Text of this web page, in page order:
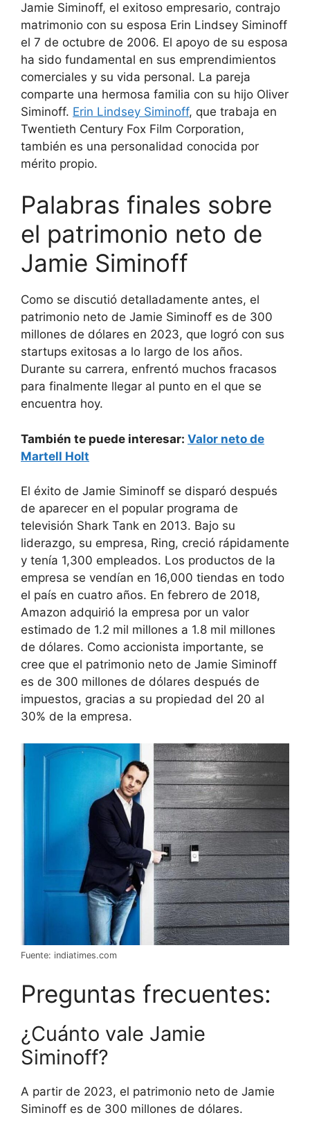
Jamie Siminoff, el exitoso empresario, contrajo
matrimonio con su esposa Erin Lindsey Siminoff
el 7 de octubre de 2006. El apoyo de su esposa
ha sido fundamental en sus emprendimientos
comerciales y su vida personal. La pareja
comparte una hermosa familia con su hijo Oliver
Siminoff. Erin Lindsey Siminoff, que trabaja en
Twentieth Century Fox Film Corporation,
también es una personalidad conocida por
mérito propio.
Palabras finales sobre
el patrimonio neto de
Jamie Siminoff
Como se discutió detalladamente antes, el
patrimonio neto de Jamie Siminoff es de 300
millones de dólares en 2023, que logró con sus
startups exitosas a lo largo de los años.
Durante su carrera, enfrentó muchos fracasos
para finalmente llegar al punto en el que se
encuentra hoy.
También te puede interesar: Valor neto de
Martell Holt
El éxito de Jamie Siminoff se disparó después
de aparecer en el popular programa de
televisión Shark Tank en 2013. Bajo su
liderazgo, su empresa, Ring, creció rápidamente
y tenía 1,300 empleados. Los productos de la
empresa se vendían en 16,000 tiendas en todo
el país en cuatro años. En febrero de 2018,
Amazon adquirió la empresa por un valor
estimado de 1.2 mil millones a 1.8 mil millones
de dólares. Como accionista importante, se
cree que el patrimonio neto de Jamie Siminoff
es de 300 millones de dólares después de
impuestos, gracias a su propiedad del 20 al
30% de la empresa.
Fuente: indiatimes.com
Preguntas frecuentes:
¿Cuánto vale Jamie
Siminoff?
A partir de 2023, el patrimonio neto de Jamie
Siminoff es de 300 millones de dólares.